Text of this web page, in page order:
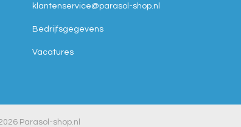
klantenservice@parasol-shop.nl
Bedrijfsgegevens
Vacatures
Parasol-shop.nl